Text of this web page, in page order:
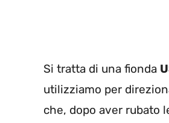
Si tratta di una fionda
utilizziamo per
che, dopo aver rubato